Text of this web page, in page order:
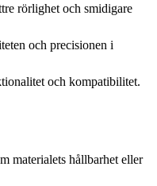
rörlighet och smidigare
och precisionen i
och kompatibilitet.
materialets hållbarhet eller